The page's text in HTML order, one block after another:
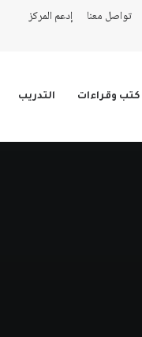
تواصل معنا إدعم المركز
كتب وقراءات التدريب